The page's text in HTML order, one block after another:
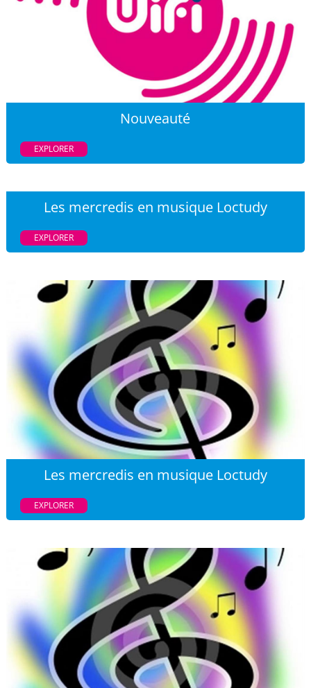
Nouveauté
EXPLORER
Les mercredis en musique Loctudy
EXPLORER
Les mercredis en musique Loctudy
EXPLORER